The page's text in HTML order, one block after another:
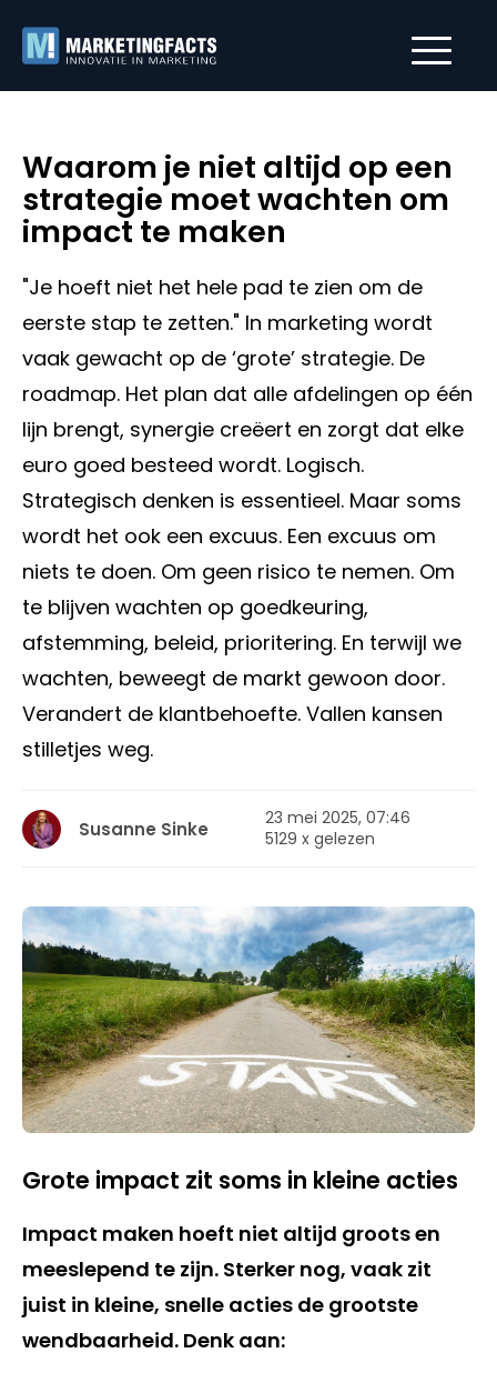
Waarom je niet altijd op een
strategie moet wachten om
impact te maken
"Je hoeft niet het hele pad te zien om de
eerste stap te zetten." In marketing wordt
vaak gewacht op de ‘grote’ strategie. De
roadmap. Het plan dat alle afdelingen op één
lijn brengt, synergie creëert en zorgt dat elke
euro goed besteed wordt. Logisch.
Strategisch denken is essentieel. Maar soms
wordt het ook een excuus. Een excuus om
niets te doen. Om geen risico te nemen. Om
te blijven wachten op goedkeuring,
afstemming, beleid, prioritering. En terwijl we
wachten, beweegt de markt gewoon door.
Verandert de klantbehoefte. Vallen kansen
stilletjes weg.
Susanne Sinke
23 mei 2025, 07:46
5129 x gelezen
Grote impact zit soms in kleine acties
Impact maken hoeft niet altijd groots en
meeslepend te zijn. Sterker nog, vaak zit
juist in kleine, snelle acties de grootste
wendbaarheid. Denk aan: